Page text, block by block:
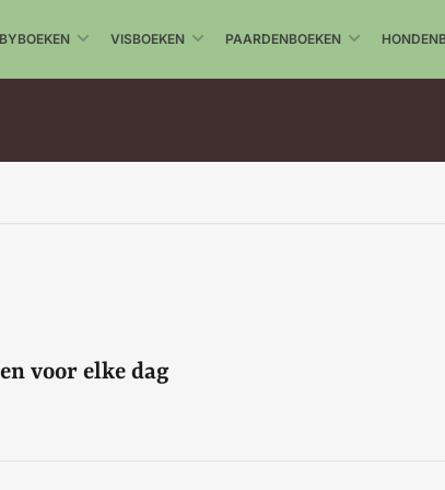
VISBOEKEN PAARDENBOEKEN
voor elke dag